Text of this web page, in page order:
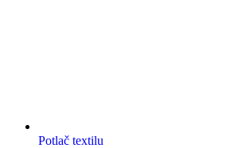
Potlač textilu